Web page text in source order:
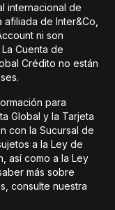
internacional de
afiliada de Inter&Co,
ni son
Cuenta de
Crédito no están
para
Global y la Tarjeta
con la Sucursal de
a la Ley de
así como a la Ley
más sobre
consulte nuestra